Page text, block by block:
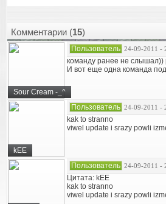
Комментарии (15)
Sour Cream -_^
Пользователь 24-09-2011 -
команду ранее не слышал))
И вот еще одна команда
kEE
Пользователь 24-09-2011 -
kak to stranno
viwel update i srazy powli
Пользователь 24-09-2011 -
Цитата: kEE
kak to stranno
viwel update i srazy powli